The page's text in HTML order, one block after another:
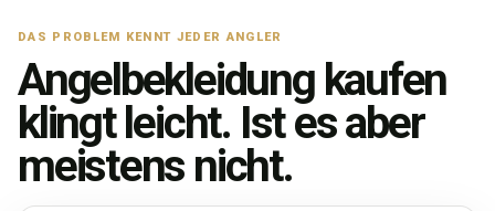
DAS PROBLEM KENNT JEDER ANGLER
Angelbekleidung kaufen
klingt leicht. Ist es aber
meistens nicht.